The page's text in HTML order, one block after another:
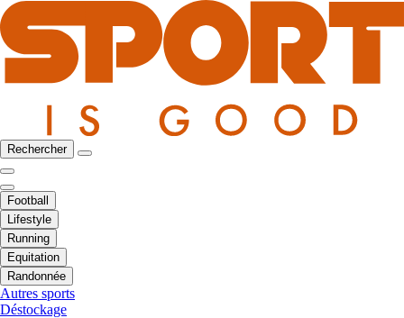
Rechercher
Football
Lifestyle
Running
Equitation
Randonnée
Autres sports
Déstockage